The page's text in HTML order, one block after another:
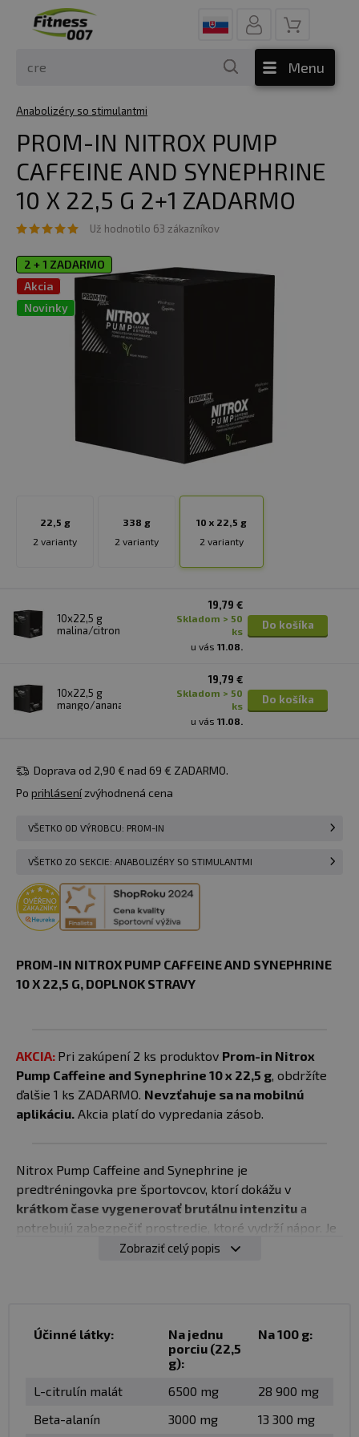
Menu
Anabolizéry so stimulantmi
PROM-IN NITROX PUMP
CAFFEINE AND SYNEPHRINE
10 X 22,5 G 2+1 ZADARMO
Už hodnotilo 63 zákazníkov
2 + 1 ZADARMO
Akcia
Novinky
22,5 g
2 varianty
338 g
2 varianty
10 x 22,5 g
2 varianty
10x22,5 g
malina/citron
19,79 €
skladom > 50
ks
u vás 11.08.
Do košíka
10x22,5 g
mango/ananas
19,79 €
skladom > 50
ks
u vás 11.08.
Do košíka
Doprava od 2,90 € nad 69 € ZADARMO.
Po prihlásenízvýhodnená cena
VŠETKO OD VÝROBCU: PROM-IN
VŠETKO ZO SEKCIE: ANABOLIZÉRY SO STIMULANTMI
PROM-IN NITROX PUMP CAFFEINE AND SYNEPHRINE
10 X 22,5 G​, DOPLNOK STRAVY
AKCIA: Pri zakúpení 2 ks produktov Prom-in Nitrox
Pump Caffeine and Synephrine 10 x 22,5 g, obdržíte
ďalšie 1 ks ZADARMO. Nevzťahuje sa na mobilnú
aplikáciu. Akcia platí do vypredania zásob.
Nitrox Pump Caffeine and Synephrine je
predtréningovka pre športovcov, ktorí dokážu v
krátkom čase vygenerovať brutálnu intenzitu a
potrebujú zabezpečiť prostredie, ktoré vydrží nápor. Je
postavený na synergiicitrulínu, A-AKG, beta-alanínu a
synefrín
kontrolu intenzity - bez nadmernej stimulácie .
Pre športovcov, ktorí trénujú krátko, tvrdo a chcú
podať čo najlepší výkon v obmedzenom čase.
Zobraziť celý popis
Účinné látky:
Na jednu
porciu (22,5
g):
Na 100 g:
L-citrulín malát 6500 mg
28 900 mg
Beta-alanín
3000 mg
13 300 mg